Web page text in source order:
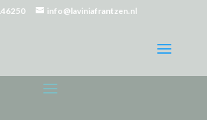
info@laviniafrantzen.nl